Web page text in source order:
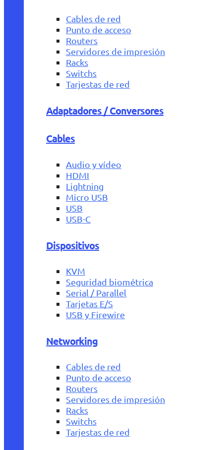
Cables de red
Punto de acceso
Routers
Servidores de impresión
Racks
Switchs
Tarjestas de red
Adaptadores / Conversores
Cables
Audio y vídeo
HDMI
Lightning
Micro USB
USB
USB-C
Dispositivos
KVM
Seguridad biométrica
Serial / Parallel
Tarjetas E/S
USB y Firewire
Networking
Cables de red
Punto de acceso
Routers
Servidores de impresión
Racks
Switchs
Tarjestas de red